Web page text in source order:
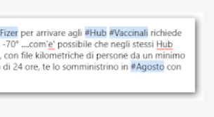
mai sentito parlare di ricompense,
Non avevamo mai visto
che non l’hanno fatto. Se non sei stato
prima cercato di farti sentire una
avevamo mai visto un vaccino che minacci le